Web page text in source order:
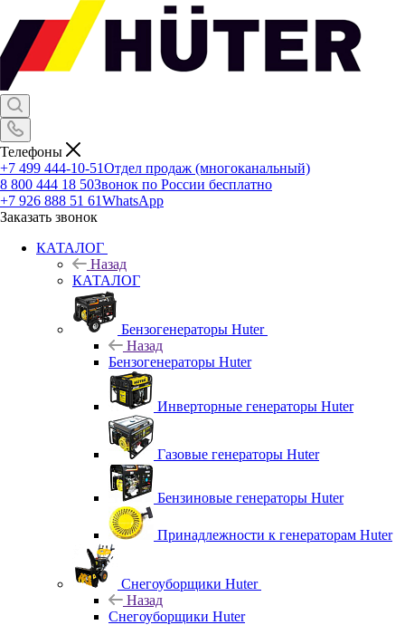
Телефоны
+7 499 444-10-51Отдел продаж (многоканальный)
8 800 444 18 50Звонок по России бесплатно
+7 926 888 51 61WhatsApp
Заказать звонок
КАТАЛОГ
Назад
КАТАЛОГ
Бензогенераторы Huter
Назад
Бензогенераторы Huter
Инверторные генераторы Huter
Газовые генераторы Huter
Бензиновые генераторы Huter
Принадлежности к генераторам Huter
Снегоуборщики Huter
Назад
Снегоуборщики Huter